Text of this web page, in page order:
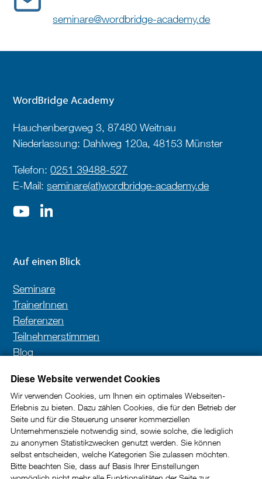
Diese Website verwendet Cookies
Wir verwenden Cookies, um Ihnen ein optimales Webseiten-
Erlebnis zu bieten. Dazu zählen Cookies, die für den Betrieb der
Seite und für die Steuerung unserer kommerziellen
Unternehmensziele notwendig sind, sowie solche, die lediglich
zu anonymen Statistikzwecken genutzt werden. Sie können
selbst entscheiden, welche Kategorien Sie zulassen möchten.
Bitte beachten Sie, dass auf Basis Ihrer Einstellungen
seminare@wordbridge-academy.de
WordBridge Academy
Hauchenbergweg 3, 87480 Weitnau
Niederlassung: Dahlweg 120a, 48153 Münster
Telefon:0251 39488-527
E-Mail:seminare(at)wordbridge-academy.de
Auf einen Blick
Seminare
TrainerInnen
Referenzen
Teilnehmerstimmen
Blog
Newsletter
In unserem Newsletter erhalten Sie wertvolle Impulse
und Tipps rund um die Kundenkommunikation im
B2B-Bereich.